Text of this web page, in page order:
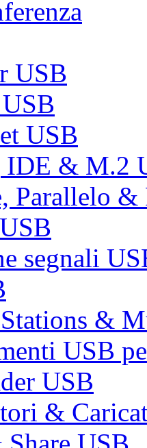
USB
USB
IDE & M.2
Parallelo &
segnali
&
USB
USB
&